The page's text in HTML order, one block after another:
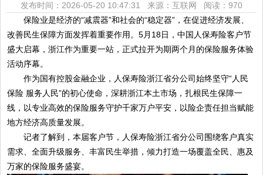
发布时间：2026-05-20 10:47:31 来源：互联网 阅读：970
保险业是经济的“减震器”和社会的“稳定器”，在促进经济发展、
改善民生保障方面发挥着重要作用。5月18日，中国人保寿险客户节
盛大启幕，浙江作为重要一站，正式拉开为期两个月的保险服务体验
活动序幕。
作为国有控股金融企业，人保寿险浙江省分公司始终坚守“人民
保险 服务人民”的初心使命，深耕浙江本土市场，扎根民生保障一
线，以专业高效的保险服务守护千家万户平安，以险企责任担当赋能
地方经济高质量发展。
记者了解到，本届客户节，人保寿险浙江省分公司围绕客户真实
需求、全面升级服务、丰富民生举措，倾力打造一场覆盖全民、惠及
万家的保险服务盛宴。